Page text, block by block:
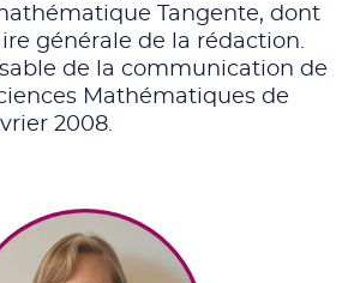
Tangente, dont
générale de la rédaction.
de la communication de
Mathématiques de
2008.